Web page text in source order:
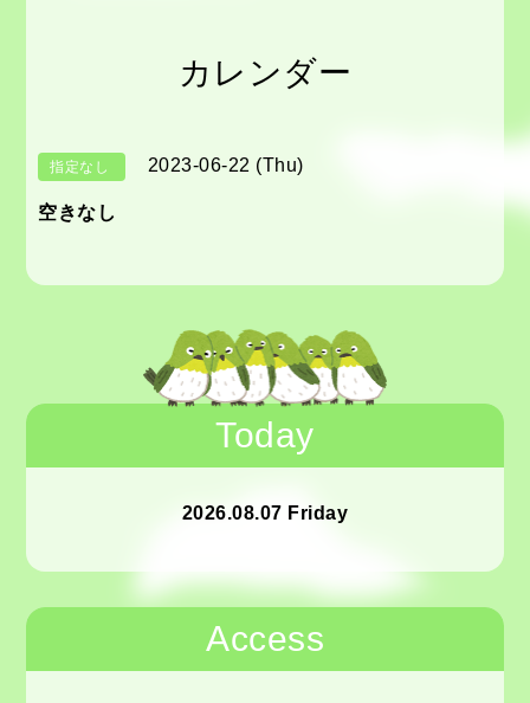
カレンダー
指定なし 2023-06-22 (Thu)
空きなし
Today
2026.08.07 Friday
Access